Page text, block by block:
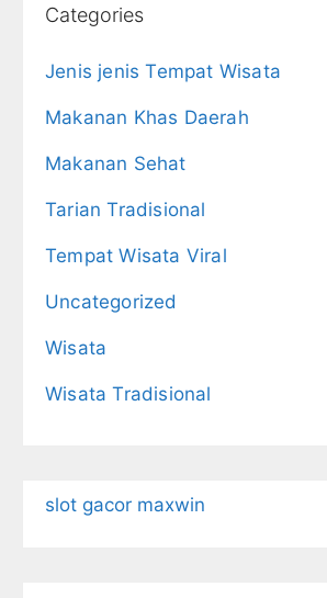
Categories
Jenis jenis Tempat Wisata
Makanan Khas Daerah
Makanan Sehat
Tarian Tradisional
Tempat Wisata Viral
Uncategorized
Wisata
Wisata Tradisional
slot gacor maxwin